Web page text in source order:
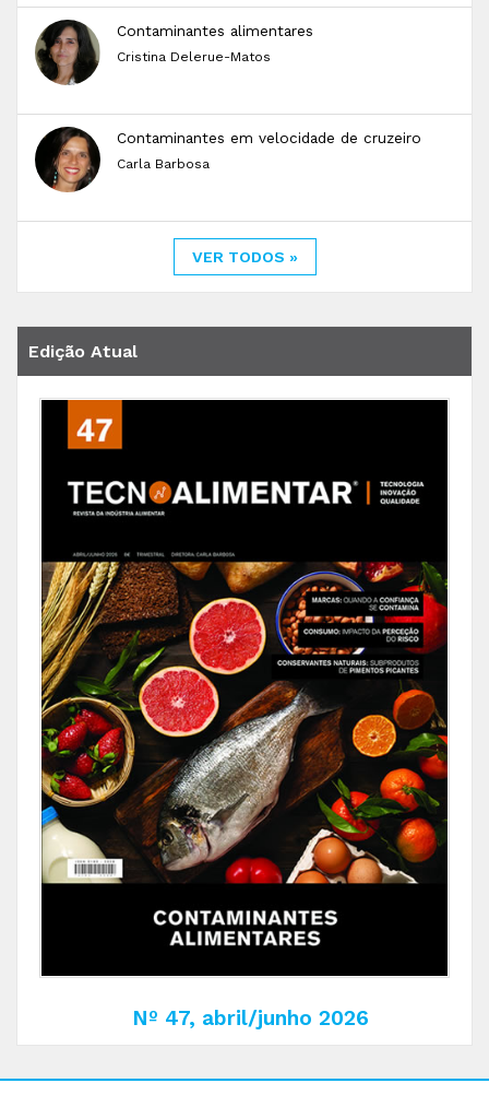
Contaminantes alimentares
Cristina Delerue-Matos
Contaminantes em velocidade de cruzeiro
Carla Barbosa
VER TODOS »
Edição Atual
Nº 47, abril/junho 2026